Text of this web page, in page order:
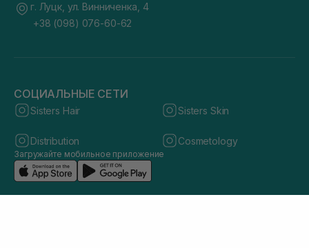
г. Луцк, ул. Винниченка, 4
+38 (098) 076-60-62
СОЦИАЛЬНЫЕ СЕТИ
Sisters Hair Sisters Skin
Distribution Cosmetology
Загружайте мобильное приложение